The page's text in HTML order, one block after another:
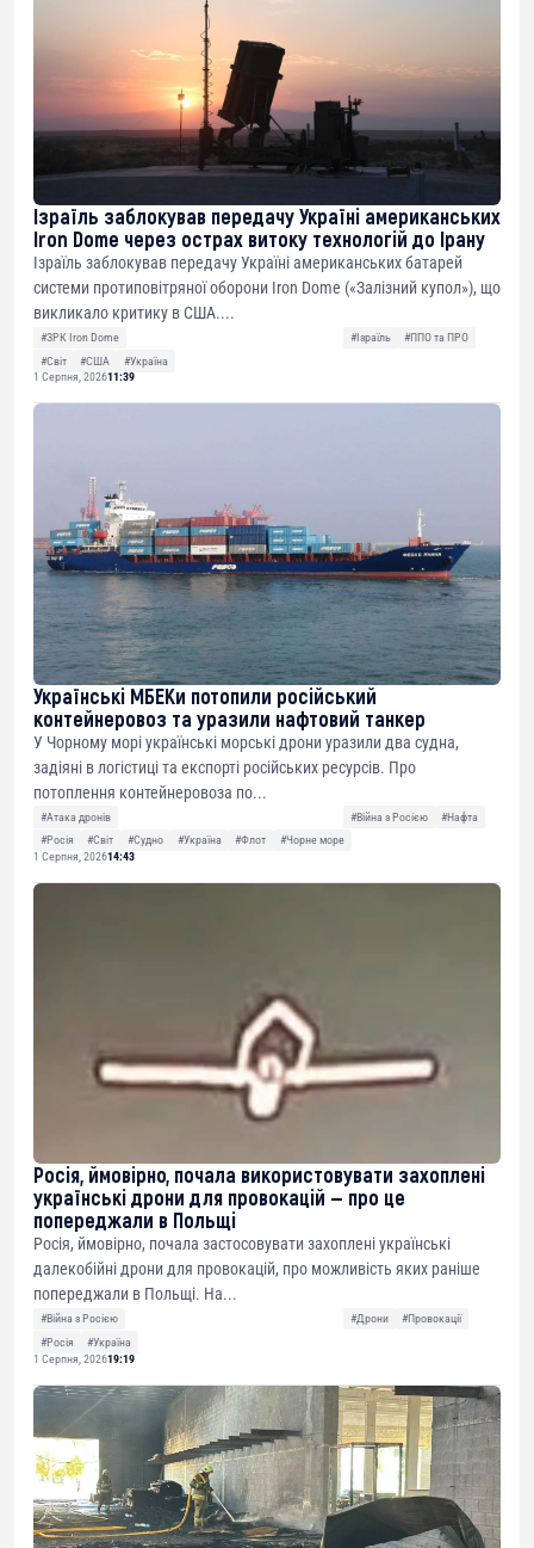
Ізраїль заблокував передачу Україні американських
Iron Dome через острах витоку технологій до Ірану
Ізраїль заблокував передачу Україні американських батарей
системи протиповітряної оборони Iron Dome («Залізний купол»), що
викликало критику в США....
#ЗРК Iron Dome #Ізраїль
#ППО та ПРО
#Світ
#США
#Україна
1 Серпня, 202611:39
Українські МБЕКи потопили російський
контейнеровоз та уразили нафтовий танкер
У Чорному морі українські морські дрони уразили два судна,
задіяні в логістиці та експорті російських ресурсів. Про
потоплення контейнеровоза по...
#Атака дронів #Війна з Росією
#Нафта
#Росія
#Світ #Судно #Україна #Флот
#Чорне море
1 Серпня, 202614:43
Росія, ймовірно, почала використовувати захоплені
українські дрони для провокацій — про це
попереджали в Польщі
Росія, ймовірно, почала застосовувати захоплені українські
далекобійні дрони для провокацій, про можливість яких раніше
попереджали в Польщі. На...
#Війна з Росією #Дрони
#Провокації
#Росія
#Україна
1 Серпня, 202619:19